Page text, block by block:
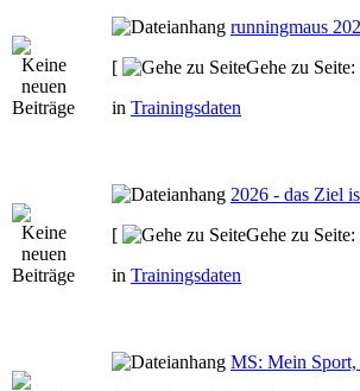
runningmaus
[
Gehe zu Seite:
in Trainingsdaten
2026 - das Ziel
[
Gehe zu Seite:
in Trainingsdaten
MS: Mein Sport,